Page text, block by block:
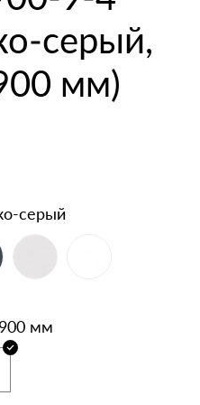
напольные
Зеркала
Умывальники
мм)
серый
900 мм